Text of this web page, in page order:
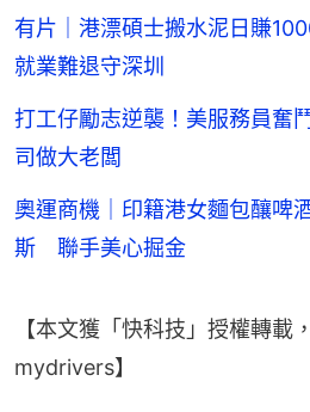
有片｜港漂碩士搬水泥日賺
就業難退守深圳
打工仔勵志逆襲！美服務員
司做大老闆
奧運商機｜印籍港女麵包釀
斯 聯手美心掘金
【本文獲「快科技」授權轉載
mydrivers】